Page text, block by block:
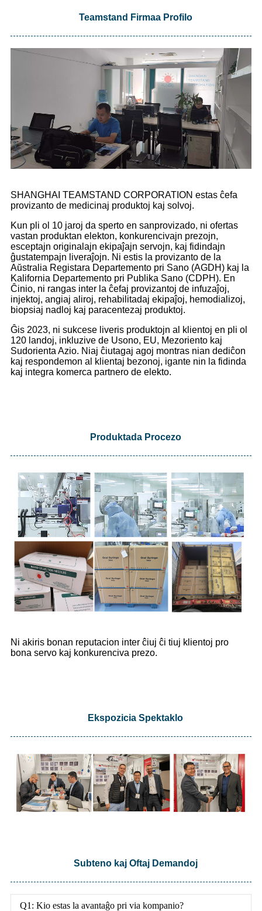
Teamstand Firmaa Profilo
SHANGHAI TEAMSTAND CORPORATION estas ĉefa
provizanto de medicinaj produktoj kaj solvoj.
Kun pli ol 10 jaroj da sperto en sanprovizado, ni ofertas
vastan produktan elekton, konkurencivajn prezojn,
esceptajn originalajn ekipaĵajn servojn, kaj fidindajn
ĝustatempajn liveraĵojn. Ni estis la provizanto de la
Aŭstralia Registara Departemento pri Sano (AGDH) kaj la
Kalifornia Departemento pri Publika Sano (CDPH). En
Ĉinio, ni rangas inter la ĉefaj provizantoj de infuzaĵoj,
injektoj, angiaj aliroj, rehabilitadaj ekipaĵoj, hemodializoj,
biopsiaj nadloj kaj paracentezaj produktoj.
Ĝis 2023, ni sukcese liveris produktojn al klientoj en pli ol
120 landoj, inkluzive de Usono, EU, Mezoriento kaj
Sudorienta Azio. Niaj ĉiutagaj agoj montras nian dediĉon
kaj respondemon al klientaj bezonoj, igante nin la fidinda
kaj integra komerca partnero de elekto.
Produktada Procezo
Ni akiris bonan reputacion inter ĉiuj ĉi tiuj klientoj pro
bona servo kaj konkurenciva prezo.
Ekspozicia Spektaklo
Subteno kaj Oftaj Demandoj
Q1: Kio estas la avantaĝo pri via kompanio?